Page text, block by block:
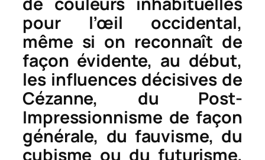
pour l’œil occidental,
même si on reconnaît de
façon évidente, au début,
les influences décisives de
Cézanne, du Post-
Impressionnisme de façon
générale, du fauvisme, du
cubisme ou du futurisme.